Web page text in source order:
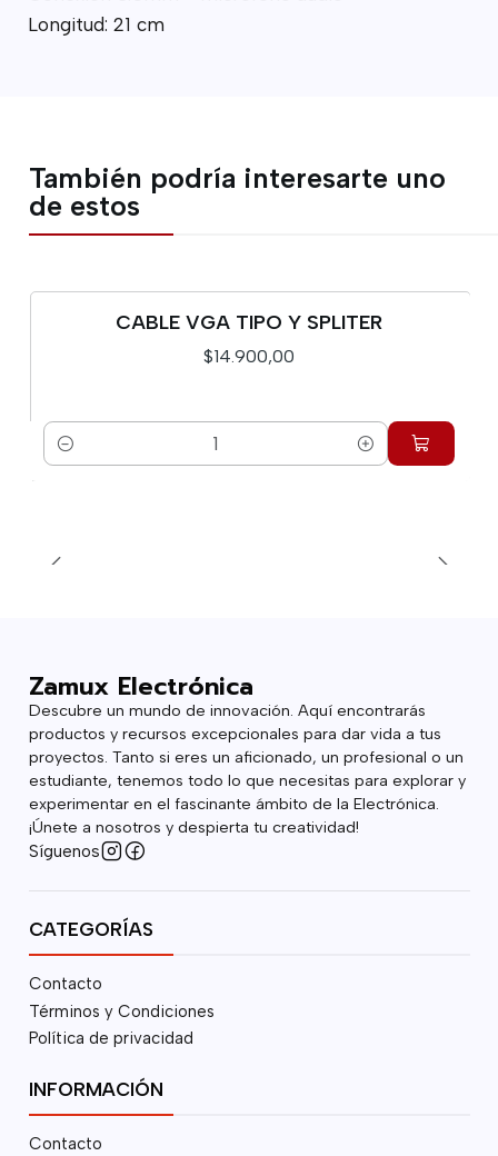
Longitud: 21 cm
También podría interesarte uno
de estos
CABLE VGA TIPO Y SPLITER
$14.900,00
Cantidad
Zamux Electrónica
Descubre un mundo de innovación. Aquí encontrarás
productos y recursos excepcionales para dar vida a tus
proyectos. Tanto si eres un aficionado, un profesional o un
estudiante, tenemos todo lo que necesitas para explorar y
experimentar en el fascinante ámbito de la Electrónica.
¡Únete a nosotros y despierta tu creatividad!
Síguenos
CATEGORÍAS
Contacto
Términos y Condiciones
Política de privacidad
INFORMACIÓN
Contacto